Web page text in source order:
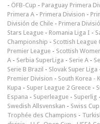
- ÖFB-Cup - Paraguay Primera
Primera A - Primera Division -
División de Chile - Primera
Stars League - Romania Liga I -
Championship - Scottish League
Premier League - Scottish
A - Serbia SuperLiga - Serie A -
Serie B Brazil - Slovak Super Liga
Premier Division - South Korea -
Kupa - Super League 2 Greece -
Espana - Superleague - Superlig -
Swedish Allsvenskan - Swiss Cup
Trophée des Champions -